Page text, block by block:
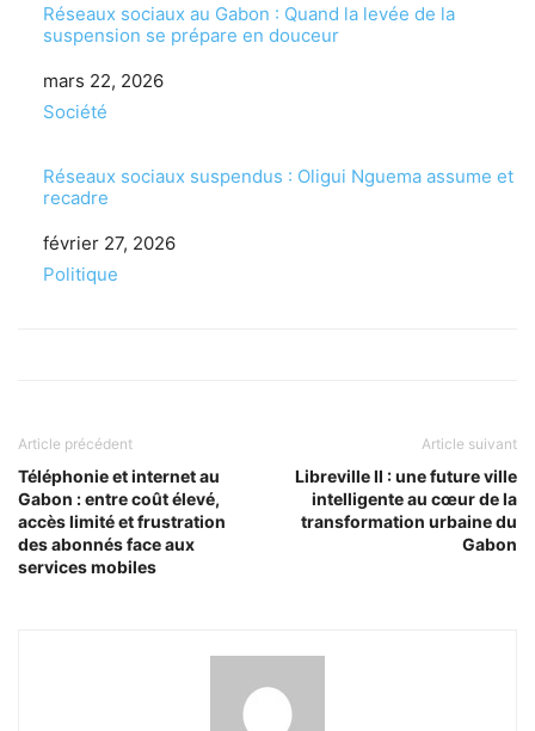
Réseaux sociaux au Gabon : Quand la levée de la
suspension se prépare en douceur
Date
mars 22, 2026
Par rapport à
Société
Réseaux sociaux suspendus : Oligui Nguema assume et
recadre
Date
février 27, 2026
Par rapport à
Politique
Article précédent
Téléphonie et internet au
Gabon : entre coût élevé,
accès limité et frustration
des abonnés face aux
services mobiles
Article suivant
Libreville II : une future ville
intelligente au cœur de la
transformation urbaine du
Gabon